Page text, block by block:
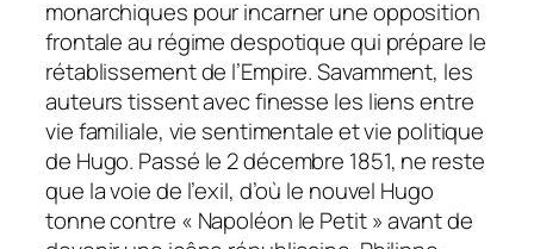
monarchiques pour incarner une opposition
frontale au régime despotique qui prépare le
rétablissement de l’Empire. Savamment, les
auteurs tissent avec finesse les liens entre
vie familiale, vie sentimentale et vie politique
de Hugo. Passé le 2 décembre 1851, ne reste
que la voie de l’exil, d’où le nouvel Hugo
tonne contre « Napoléon le Petit » avant de